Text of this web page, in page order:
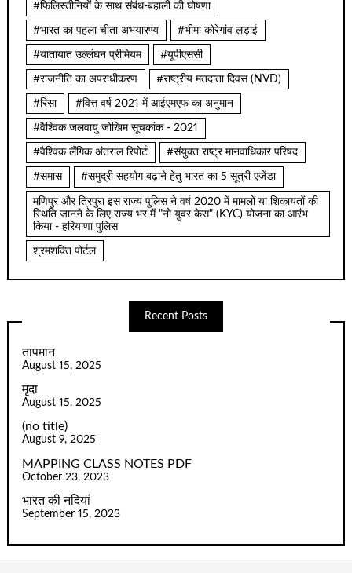
#फिलिस्तीनियों के साथ संबंध-बहाली की घोषणा
#भारत का पहला चीता अभयारण्य #भीमा कोरेगांव लड़ाई
#यातायात उल्लंघन प्रीमियम #यूपीएससी
#राजनीति का अपराधीकरण #राष्ट्रीय मतदाता दिवस (NVD)
#रिसा #वित्त वर्ष 2021 में आईएमएफ का अनुमान
#वैश्विक जलवायु जोखिम सूचकांक - 2021
#वैश्विक लैंगिक अंतराल रिपोर्ट #संयुक्त राष्ट्र मानवाधिकार परिषद
#समास #समुद्री सहयोग बढ़ाने हेतु भारत का 5 सूत्री एजेंडा
मणिपुर और त्रिपुरा इस राज्य पुलिस ने वर्ष 2020 में मामलों या शिकायतों की
स्थिति जानने के लिए राज्य भर में "नो युवर केस" (KYC) योजना का आरंभ
किया - हरियाणा पुलिस
श्रमशक्ति पोर्टल
Recent Posts
तापमान
August 15, 2025
मृदा
August 15, 2025
(no title)
August 9, 2025
MAPPING CLASS NOTES PDF
October 23, 2023
भारत की नदियां
September 15, 2023